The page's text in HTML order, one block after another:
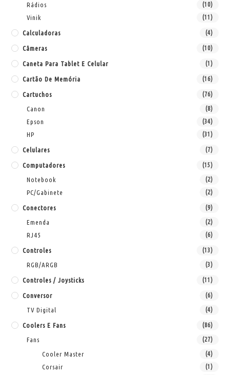
Rádios (10)
Vinik (11)
Calculadoras (4)
Câmeras (10)
Caneta Para Tablet E Celular (1)
Cartão De Memória (16)
Cartuchos (76)
Canon (8)
Epson (34)
HP (31)
Celulares (7)
Computadores (15)
Notebook (2)
PC/Gabinete (2)
Conectores (9)
Emenda (2)
RJ45 (6)
Controles (13)
RGB/ARGB (3)
Controles / Joysticks (11)
Conversor (6)
TV Digital (4)
Coolers E Fans (86)
Fans (27)
Cooler Master (4)
Corsair (1)